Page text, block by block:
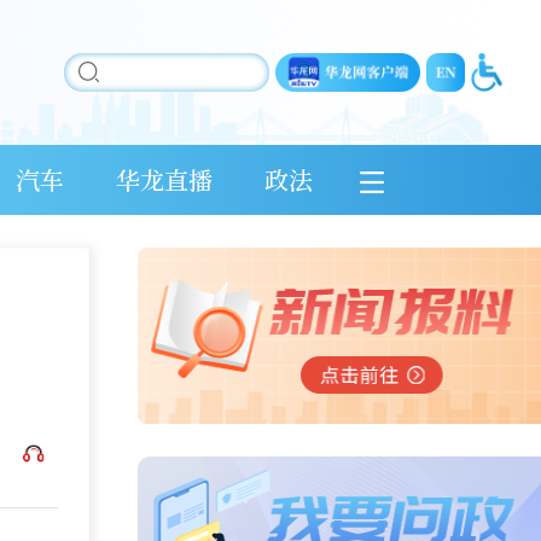
汽车 华龙直播 政法